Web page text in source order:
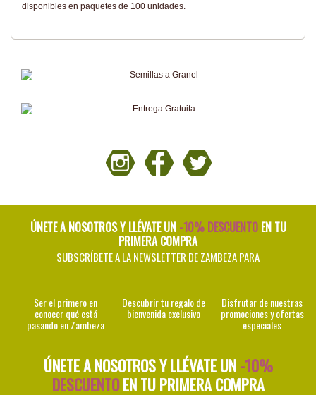
disponibles en paquetes de 100 unidades.
ÚNETE A NOSOTROS Y LLÉVATE UN -10% DESCUENTOEN TU
PRIMERA COMPRA
SUBSCRÍBETE A LA NEWSLETTER DE ZAMBEZA PARA
Ser el primero en
conocer qué está
pasando en Zambeza
Descubrir tu regalo de
bienvenida exclusivo
Disfrutar de nuestras
promociones y ofertas
especiales
ÚNETE A NOSOTROS Y LLÉVATE UN-10%
DESCUENTOEN TU PRIMERA COMPRA